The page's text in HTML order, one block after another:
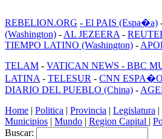
REBELION.ORG - El PAIS (Espa�a)
(Washington) - AL JEZEERA -
TIEMPO LATINO (Washington) -
TELAM - VATICAN NEWS - BBC
LATINA - TELESUR - CNN
DIARIO DEL PUEBLO (China) -
Home | Politica | Provincia | Legislatura |
Municipios | Mundo | Region Capital |
Buscar: